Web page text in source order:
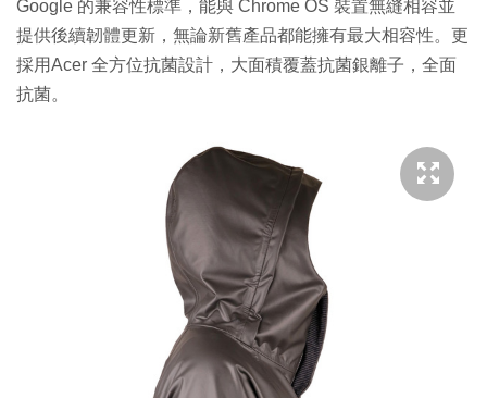
Google 的兼容性標準，能與 Chrome OS 裝置無縫相容並
提供後續韌體更新，無論新舊產品都能擁有最大相容性。更
採用Acer 全方位抗菌設計，大面積覆蓋抗菌銀離子，全面
抗菌。